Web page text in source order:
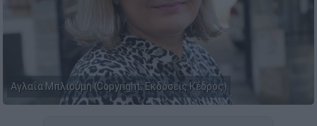
Αγλαΐα Μπλιούμη (Copyright: Εκδόσεις Κέδρος)